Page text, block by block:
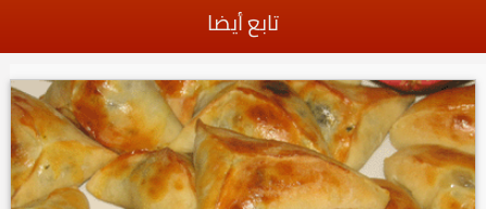
تابع أيضا